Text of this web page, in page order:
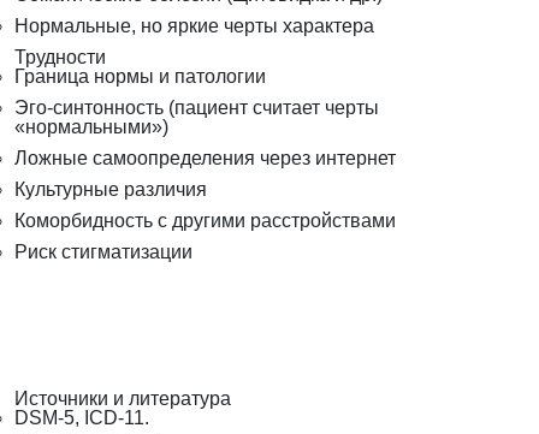
Нормальные, но яркие черты характера
Трудности
Граница нормы и патологии
Эго-синтонность (пациент считает черты
«нормальными»)
Ложные самоопределения через интернет
Культурные различия
Коморбидность с другими расстройствами
Риск стигматизации
Источники и литература
DSM-5, ICD-11.